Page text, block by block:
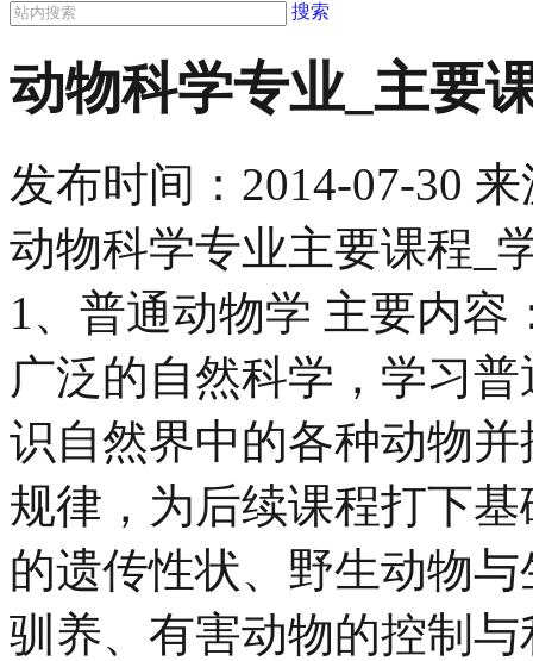
搜索
动物科学专业_主要
发布时间： 2014-07-30 来
动物科学专业主要课程_
1、普通动物学 主要内
广泛的自然科学，学习
识自然界中的各种动物
规律，为后续课程打下
的遗传性状、野生动物
驯养、有害动物的控制